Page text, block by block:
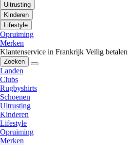
Uitrusting
Kinderen
Lifestyle
Opruiming
Merken
Klantenservice in Frankrijk Veilig betalen
Zoeken
Landen
Clubs
Rugbyshirts
Schoenen
Uitrusting
Kinderen
Lifestyle
Opruiming
Merken